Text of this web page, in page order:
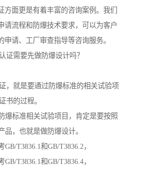
方面更是有着丰富的咨询案例。我们
请流程和防爆技术要求，可以为客户
申请、工厂审查指导等咨询服务。
证需要先做防爆设计吗？
，就是要通过防爆标准的相关试验项
书的过程。
爆标准相关试验项目，肯定是要按照
品，也就是做防爆设计。
GB/T3836.1和GB/T3836.2，
T3836.1和GB/T3836.4，